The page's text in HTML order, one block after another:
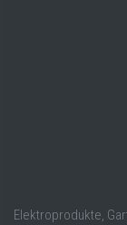
Elektroprodukte,